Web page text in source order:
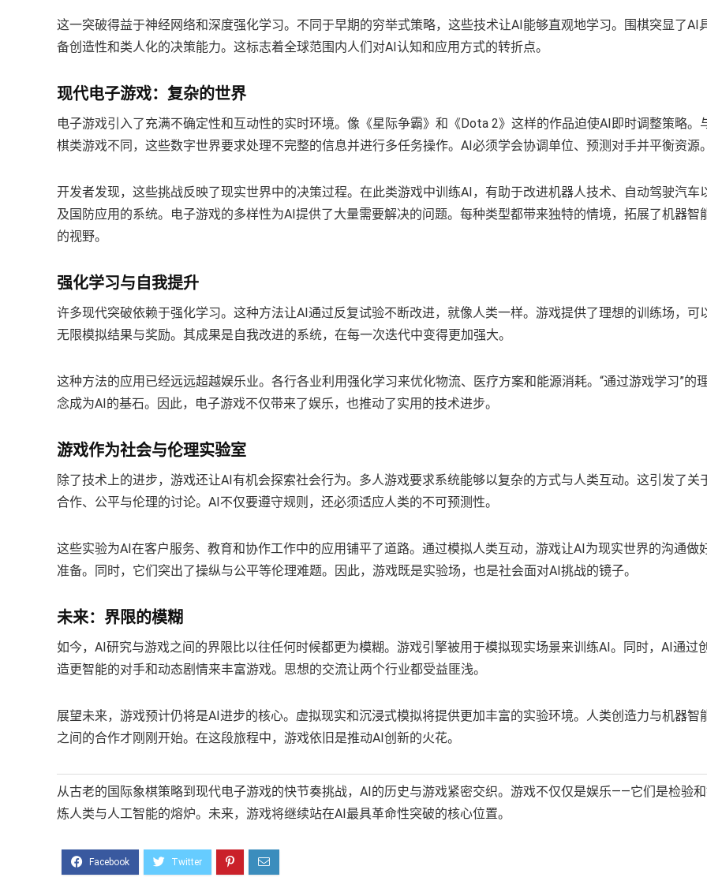
这一突破得益于神经网络和深度强化学习。不同于早期的穷举式策略，这些技术让AI能够直观地学习。围棋突显了AI
备创造性和类人化的决策能力。这标志着全球范围内人们对AI认知和应用方式的转折点。
现代电子游戏：复杂的世界
电子游戏引入了充满不确定性和互动性的实时环境。像《星际争霸》和《Dota 2》这样的作品迫使AI即时调整策略。
棋类游戏不同，这些数字世界要求处理不完整的信息并进行多任务操作。AI必须学会协调单位、预测对手并平衡资源。
开发者发现，这些挑战反映了现实世界中的决策过程。在此类游戏中训练AI，有助于改进机器人技术、自动驾驶汽车
及国防应用的系统。电子游戏的多样性为AI提供了大量需要解决的问题。每种类型都带来独特的情境，拓展了机器智
的视野。
强化学习与自我提升
许多现代突破依赖于强化学习。这种方法让AI通过反复试验不断改进，就像人类一样。游戏提供了理想的训练场，可
无限模拟结果与奖励。其成果是自我改进的系统，在每一次迭代中变得更加强大。
这种方法的应用已经远远超越娱乐业。各行各业利用强化学习来优化物流、医疗方案和能源消耗。“通过游戏学习”的
念成为AI的基石。因此，电子游戏不仅带来了娱乐，也推动了实用的技术进步。
游戏作为社会与伦理实验室
除了技术上的进步，游戏还让AI有机会探索社会行为。多人游戏要求系统能够以复杂的方式与人类互动。这引发了关
合作、公平与伦理的讨论。AI不仅要遵守规则，还必须适应人类的不可预测性。
这些实验为AI在客户服务、教育和协作工作中的应用铺平了道路。通过模拟人类互动，游戏让AI为现实世界的沟通做
准备。同时，它们突出了操纵与公平等伦理难题。因此，游戏既是实验场，也是社会面对AI挑战的镜子。
未来：界限的模糊
如今，AI研究与游戏之间的界限比以往任何时候都更为模糊。游戏引擎被用于模拟现实场景来训练AI。同时，AI通过创
造更智能的对手和动态剧情来丰富游戏。思想的交流让两个行业都受益匪浅。
展望未来，游戏预计仍将是AI进步的核心。虚拟现实和沉浸式模拟将提供更加丰富的实验环境。人类创造力与机器智
之间的合作才刚刚开始。在这段旅程中，游戏依旧是推动AI创新的火花。
从古老的国际象棋策略到现代电子游戏的快节奏挑战，AI的历史与游戏紧密交织。游戏不仅仅是娱乐——它们是检验
炼人类与人工智能的熔炉。未来，游戏将继续站在AI最具革命性突破的核心位置。